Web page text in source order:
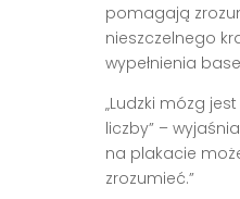
pomagają
nieszczelnego
wypełnienia
„Ludzki mózg
liczby” –
na plakacie
zrozumieć.”